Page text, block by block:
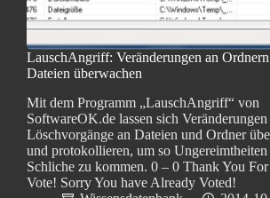
LauschAngriff: Veränderungen an
Dateien überwachen
Mit dem Programm „LauschAngriff“ von
SoftwareOK.de lassen sich
Löschvorgänge an Dateien und Ordner
und protokollieren, um so
Schliche zu kommen. 0 – 0 Thank You
Vote! Sorry You have Already Voted!